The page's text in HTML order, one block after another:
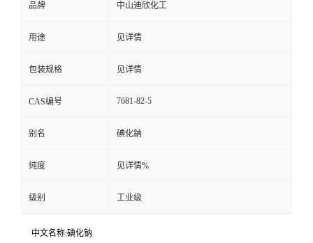
线
留
言
品牌 中山迪欣化工
用途 见详情
包装规格 见详情
CAS编号 7681-82-5
别名 碘化鈉
纯度 见详情%
级别 工业级
中文名称:碘化钠